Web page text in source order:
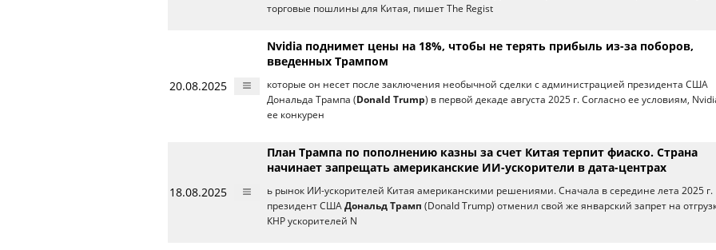
торговые пошлины для Китая, пишет The Regist
20.08.2025
Nvidia поднимет цены на 18%, чтобы не терять прибыль из-за поборов,
введенных Трампом
которые он несет после заключения необычной сделки c администрацией президента США
Дональда Трампа (Donald Trump) в первой декаде августа 2025 г. Согласно ее условиям,
ее конкурен
18.08.2025
План Трампа по пополнению казны за счет Китая терпит фиаско. Страна
начинает запрещать американские ИИ-ускорители в дата-центрах
ь рынок ИИ-ускорителей Китая американскими решениями. Сначала в середине лета 2025 г.
президент США Дональд Трамп (Donald Trump) отменил свой же январский запрет на
КНР ускорителей N